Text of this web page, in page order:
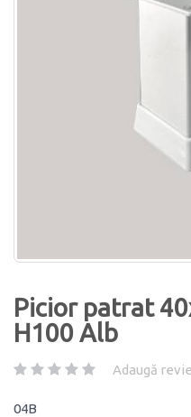
Picior patrat
H100 Alb
Adaugă
04B